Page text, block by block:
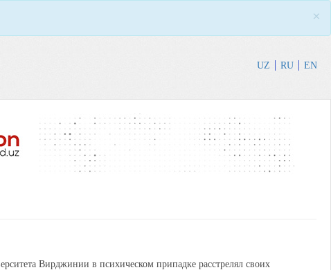
×
UZ RU EN
Вирджинии в психическом припадке расстрелял своих